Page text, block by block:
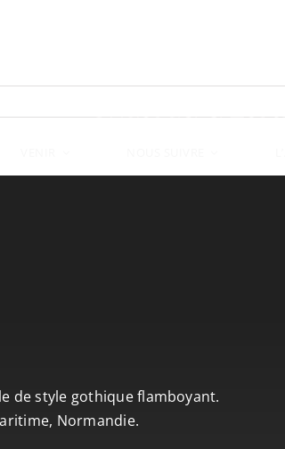
de style gothique flamboyant.
Normandie.